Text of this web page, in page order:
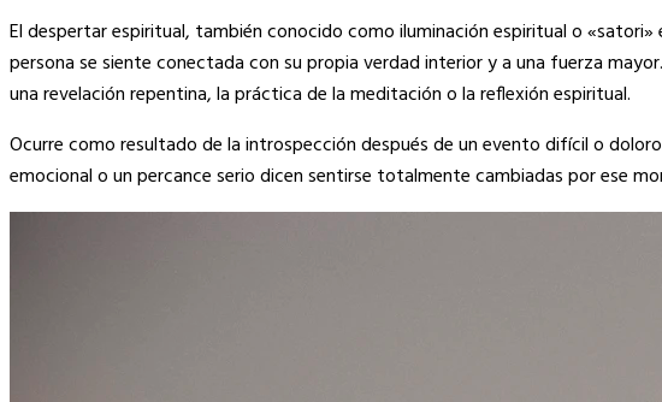
Copy
Link
El despertar espiritual, también conocido como iluminación espiritual o
persona se siente conectada con su propia verdad interior y a una fuerza
una revelación repentina, la práctica de la meditación o la reflexión espiritual.
Ocurre como resultado de la introspección después de un evento difícil o
emocional o un percance serio dicen sentirse totalmente cambiadas por ese